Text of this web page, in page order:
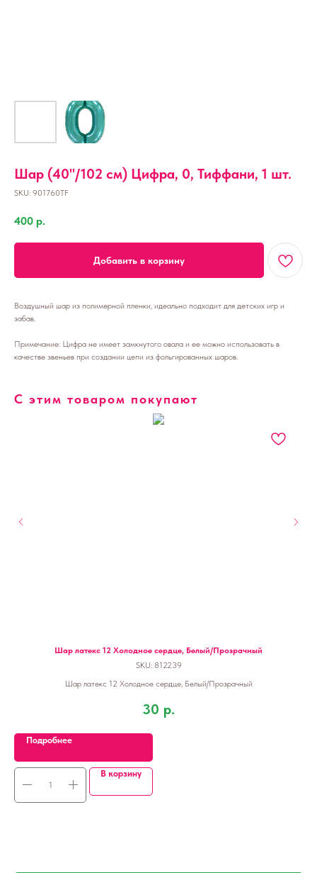
Шар (40''/102 см) Цифра, 0, Тиффани, 1 шт.
SKU: 901760TF
400 р.
Добавить в корзину
Воздушный шар из полимерной пленки, идеально подходит для детских игр и
забав.
Примечание: Цифра не имеет замкнутого овала и ее можно использовать в
качестве звеньев при создании цепи из фольгированных шаров.
С этим товаром покупают
Шар латекс 12 Холодное сердце, Белый/Прозрачный
SKU: 812239
Шар латекс 12 Холодное сердце, Белый/Прозрачный
30 р.
Подробнее
В корзину